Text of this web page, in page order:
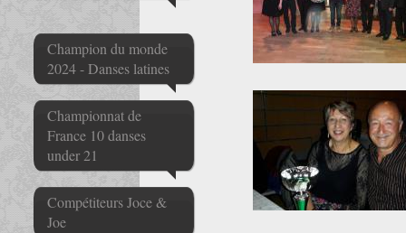
Champion du monde
2024 - Danses latines
Championnat de
France 10 danses
under 21
Compétiteurs Joce &
Joe